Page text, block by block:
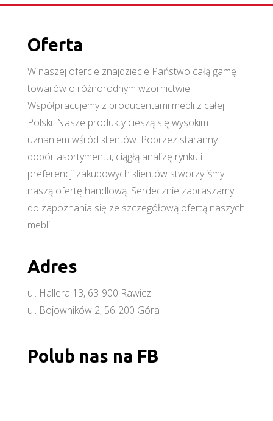
Oferta
W naszej ofercie znajdziecie Państwo całą gamę
towarów o różnorodnym wzornictwie.
Współpracujemy z producentami mebli z całej
Polski. Nasze produkty cieszą się wysokim
uznaniem wśród klientów. Poprzez staranny
dobór asortymentu, ciągłą analizę rynku i
preferencji zakupowych klientów stworzyliśmy
naszą ofertę handlową. Serdecznie zapraszamy
do zapoznania się ze szczegółową ofertą naszych
mebli.
Adres
ul. Hallera 13, 63-900 Rawicz
ul. Bojowników 2, 56-200 Góra
Polub nas na FB